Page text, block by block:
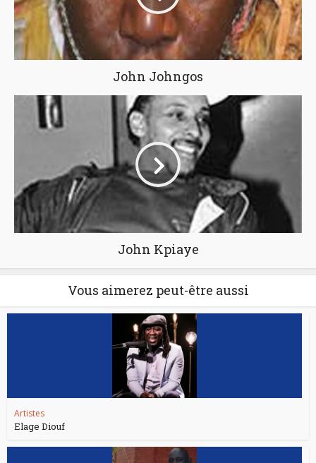
John Johngos
John Kpiaye
Vous aimerez peut-être aussi
Artistes
Elage Diouf